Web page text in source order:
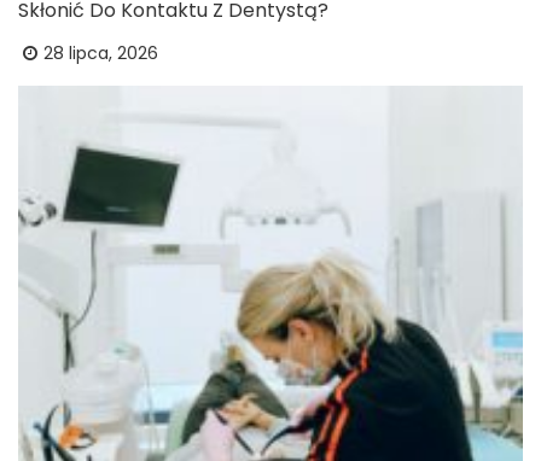
Skłonić Do Kontaktu Z Dentystą?
28 lipca, 2026